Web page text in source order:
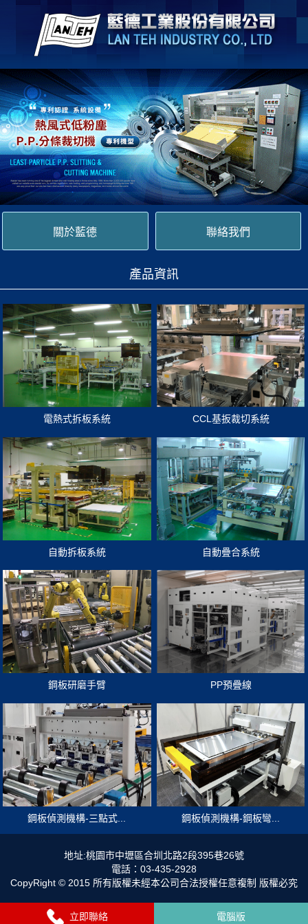
關於藍德 聯絡我們
產品資訊
電熱式拆板系統 CCL基扳裁切系統
自動拆板系統 自動疊合系統
鋼板研磨手臂 PP預疊線
鋼板偵測機構-三點式... 鋼板偵測機構-鋼板彎...
地址:桃園市中壢區合圳北路2段395巷26號
電話：03-435-2928
CopyRight © 2015 所有版權未經本公司合法授權任意複制 版權必究
立即聯絡 電腦版